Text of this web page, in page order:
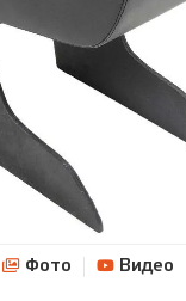
Фото Видео